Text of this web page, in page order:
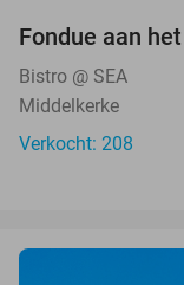
Fondue aan
Bistro @ SEA
Middelkerke
Verkocht: 208